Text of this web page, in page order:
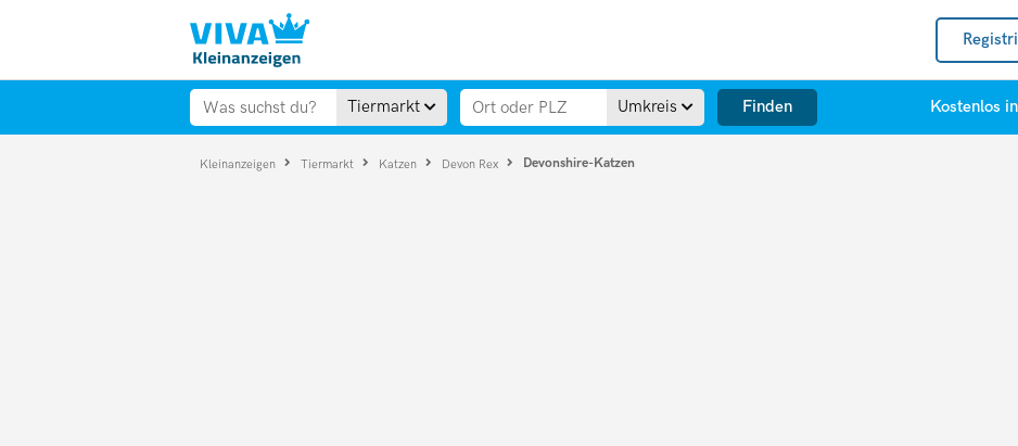
Tiermarkt Umkreis Finden Kostenlos
Kleinanzeigen Tiermarkt Katzen Devon Rex Devonshire-Katzen